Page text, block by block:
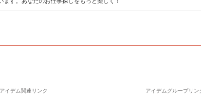
アイデム関連リンク アイデムグループリン